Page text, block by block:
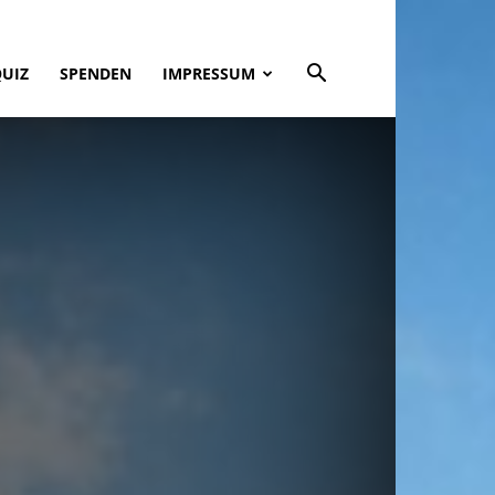
SPENDEN IMPRESSUM